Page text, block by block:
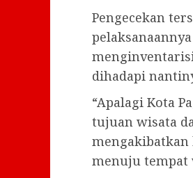
Pengecekan
dihadapi
“Apalagi Kota
tujuan wisata
menuju tempat